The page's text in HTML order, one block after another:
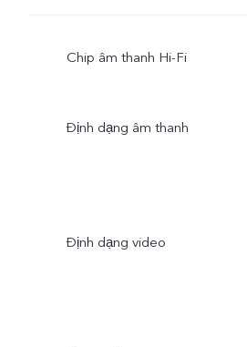
Chip âm thanh Hi-Fi
Định dạng âm thanh
Định dạng video